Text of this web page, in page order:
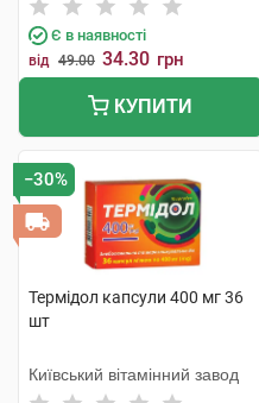
Є в наявності
від 49.00 34.30 грн
КУПИТИ
−30%
Термідол капсули 400 мг 36
шт
Київський вітамінний завод